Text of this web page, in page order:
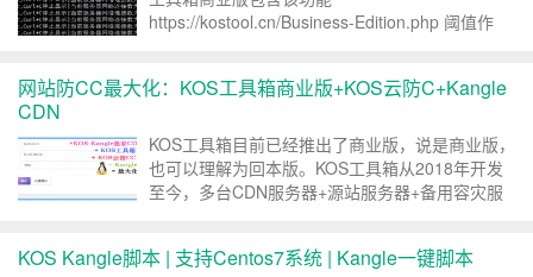
https://kostool.cn/Business-Edition.php 阈值作
网站防CC最大化：KOS工具箱商业版+KOS云防C+Kangle
CDN
KOS工具箱目前已经推出了商业版，说是商业版，
也可以理解为回本版。KOS工具箱从2018年开发
至今，多台CDN服务器+源站服务器+备用容灾服
投入的成本非常巨大，也占满了宅男的全...
KOS Kangle脚本 | 支持Centos7系统 | Kangle一键脚本